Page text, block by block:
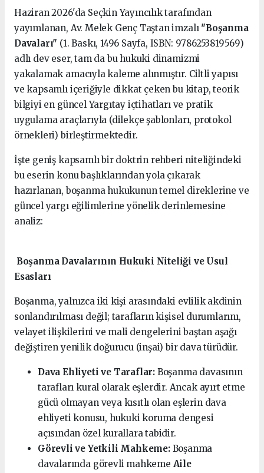
Haziran 2026'da Seçkin Yayıncılık tarafından
yayımlanan, Av. Melek Genç Taştan imzalı "Boşanma
Davaları" (1. Baskı, 1496 Sayfa, ISBN: 9786253819569)
adlı dev eser, tam da bu hukuki dinamizmi
yakalamak amacıyla kaleme alınmıştır. Ciltli yapısı
ve kapsamlı içeriğiyle dikkat çeken bu kitap, teorik
bilgiyi en güncel Yargıtay içtihatları ve pratik
uygulama araçlarıyla (dilekçe şablonları, protokol
örnekleri) birleştirmektedir.
İşte geniş kapsamlı bir doktrin rehberi niteliğindeki
bu eserin konu başlıklarından yola çıkarak
hazırlanan, boşanma hukukunun temel direklerine ve
güncel yargı eğilimlerine yönelik derinlemesine
analiz:
Boşanma Davalarının Hukuki Niteliği ve Usul
Esasları
Boşanma, yalnızca iki kişi arasındaki evlilik akdinin
sonlandırılması değil; tarafların kişisel durumlarını,
velayet ilişkilerini ve mali dengelerini baştan aşağı
değiştiren yenilik doğurucu (inşai) bir dava türüdür.
Dava Ehliyeti ve Taraflar: Boşanma davasının
tarafları kural olarak eşlerdir. Ancak ayırt etme
gücü olmayan veya kısıtlı olan eşlerin dava
ehliyeti konusu, hukuki koruma dengesi
açısından özel kurallara tabidir.
Görevli ve Yetkili Mahkeme:Boşanma
davalarında görevli mahkeme Aile